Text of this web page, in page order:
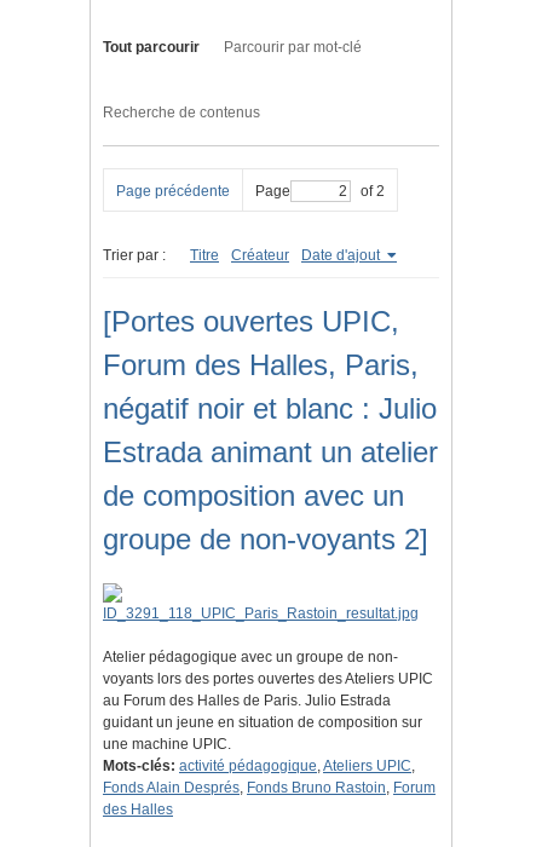
Tout parcourir Parcourir par mot-clé
Recherche de contenus
Page précédente Page of 2
Trier par : Titre Créateur Date d'ajout
[Portes ouvertes UPIC,
Forum des Halles, Paris,
négatif noir et blanc : Julio
Estrada animant un atelier
de composition avec un
groupe de non-voyants 2]
Atelier pédagogique avec un groupe de non-
voyants lors des portes ouvertes des Ateliers UPIC
au Forum des Halles de Paris. Julio Estrada
guidant un jeune en situation de composition sur
une machine UPIC.
Mots-clés: activité pédagogique,Ateliers UPIC,
Fonds Alain Després, Fonds Bruno Rastoin, Forum
des Halles